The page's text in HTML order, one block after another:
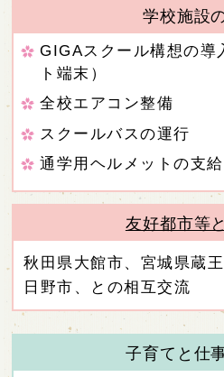
学校施設
GIGAスクール構想の導
ト端末）
全校エアコン整備
スクールバスの運行
通学用ヘルメットの支給
友好都市等
秋田県大館市、宮城県蔵
日野市、との相互交流
子育てと仕